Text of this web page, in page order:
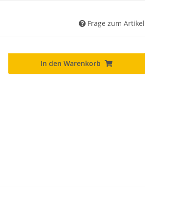
Frage zum Artikel
In den Warenkorb